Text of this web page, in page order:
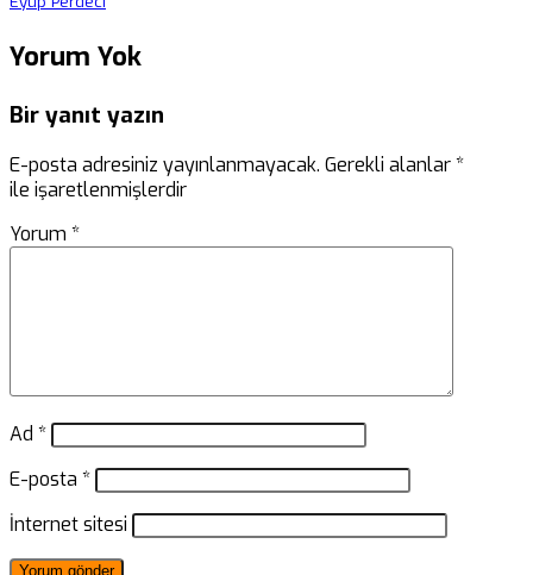
Yorum Yok
Bir yanıt yazın
E-posta adresiniz yayınlanmayacak. Gerekli alanlar*
ile işaretlenmişlerdir
Yorum *
Ad *
E-posta *
İnternet sitesi